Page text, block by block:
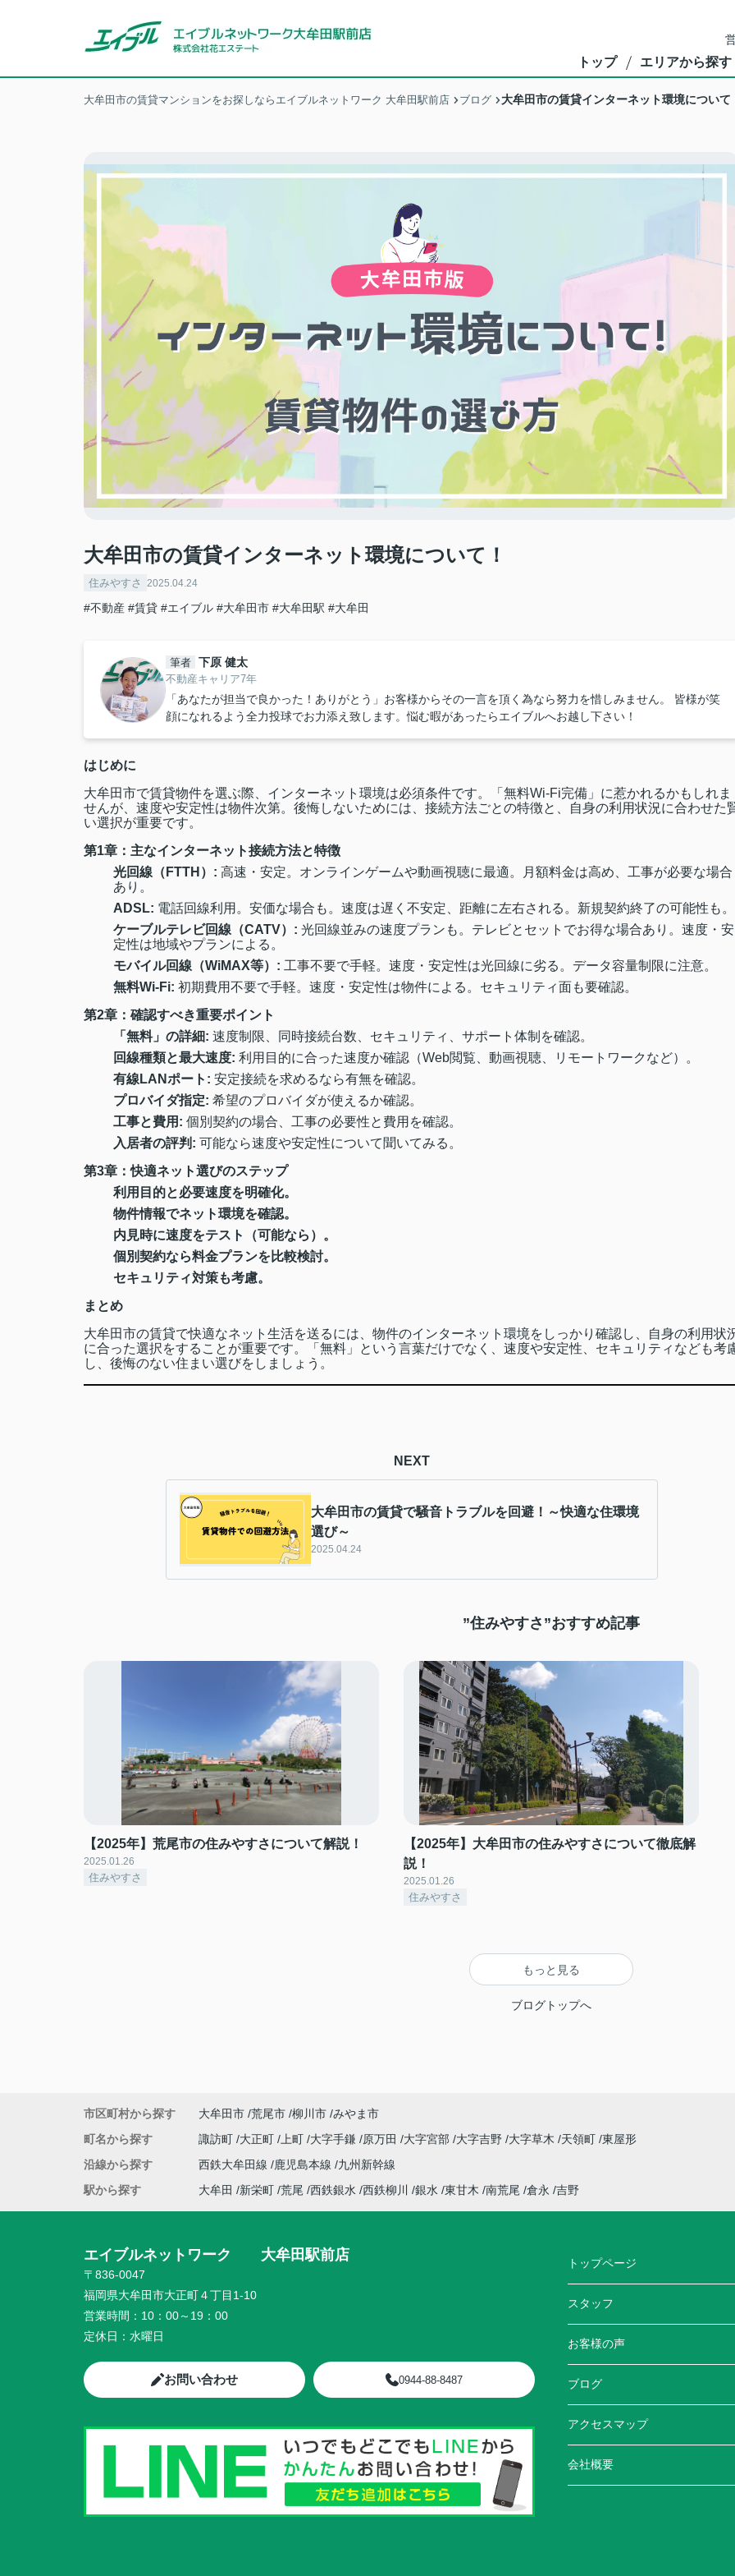
トップ エリアから探す
大牟田市の賃貸マンションをお探しならエイブルネットワーク 大牟田駅前店 ブログ 大牟田市の賃貸インターネット環境について
大牟田市の賃貸インターネット環境について！
住みやすさ 2025.04.24
#不動産 #賃貸 #エイブル #大牟田市 #大牟田駅 #大牟田
筆者 下原 健太
不動産キャリア7年
「あなたが担当で良かった！ありがとう」お客様からその一言を頂く為なら努力を惜しみません。 皆様が笑
顔になれるよう全力投球でお力添え致します。悩む暇があったらエイブルへお越し下さい！
はじめに
大牟田市で賃貸物件を選ぶ際、インターネット環境は必須条件です。「無料Wi-Fi完備」に惹かれるかもしれま
せんが、速度や安定性は物件次第。後悔しないためには、接続方法ごとの特徴と、自身の利用状況に合わせた
い選択が重要です。
第1章：主なインターネット接続方法と特徴
光回線（FTTH）: 高速・安定。オンラインゲームや動画視聴に最適。月額料金は高め、工事が必要な場合
あり。
ADSL: 電話回線利用。安価な場合も。速度は遅く不安定、距離に左右される。新規契約終了の可能性も。
ケーブルテレビ回線（CATV）: 光回線並みの速度プランも。テレビとセットでお得な場合あり。速度・安
定性は地域やプランによる。
モバイル回線（WiMAX等）: 工事不要で手軽。速度・安定性は光回線に劣る。データ容量制限に注意。
無料Wi-Fi: 初期費用不要で手軽。速度・安定性は物件による。セキュリティ面も要確認。
第2章：確認すべき重要ポイント
「無料」の詳細: 速度制限、同時接続台数、セキュリティ、サポート体制を確認。
回線種類と最大速度: 利用目的に合った速度か確認（Web閲覧、動画視聴、リモートワークなど）。
有線LANポート: 安定接続を求めるなら有無を確認。
プロバイダ指定: 希望のプロバイダが使えるか確認。
工事と費用: 個別契約の場合、工事の必要性と費用を確認。
入居者の評判: 可能なら速度や安定性について聞いてみる。
第3章：快適ネット選びのステップ
利用目的と必要速度を明確化。
物件情報でネット環境を確認。
内見時に速度をテスト（可能なら）。
個別契約なら料金プランを比較検討。
セキュリティ対策も考慮。
まとめ
大牟田市の賃貸で快適なネット生活を送るには、物件のインターネット環境をしっかり確認し、自身の利用状
に合った選択をすることが重要です。「無料」という言葉だけでなく、速度や安定性、セキュリティなども考
し、後悔のない住まい選びをしましょう。
NEXT
大牟田市の賃貸で騒音トラブルを回避！～快適な住環境
選び～
2025.04.24
”住みやすさ”おすすめ記事
【2025年】荒尾市の住みやすさについて解説！
2025.01.26
住みやすさ
【2025年】大牟田市の住みやすさについて徹底解
説！
2025.01.26
住みやすさ
もっと見る
ブログトップへ
市区町村から探す 大牟田市 荒尾市 柳川市 みやま市
町名から探す
諏訪町 大正町 上町 大字手鎌 原万田 大字宮部 大字吉野 大字草木 天領町 東屋形
沿線から探す
西鉄大牟田線 鹿児島本線
九州新幹線
駅から探す
大牟田 新栄町 荒尾 西鉄銀水 西鉄柳川 銀水 東甘木 南荒尾 倉永 吉野
エイブルネットワーク 大牟田駅前店
〒836-0047
福岡県大牟田市大正町４丁目1-10
営業時間： 10：00～19：00
定休日： 水曜日
お問い合わせ 0944-88-8487
トップページ
スタッフ
お客様の声
ブログ
アクセスマップ
会社概要